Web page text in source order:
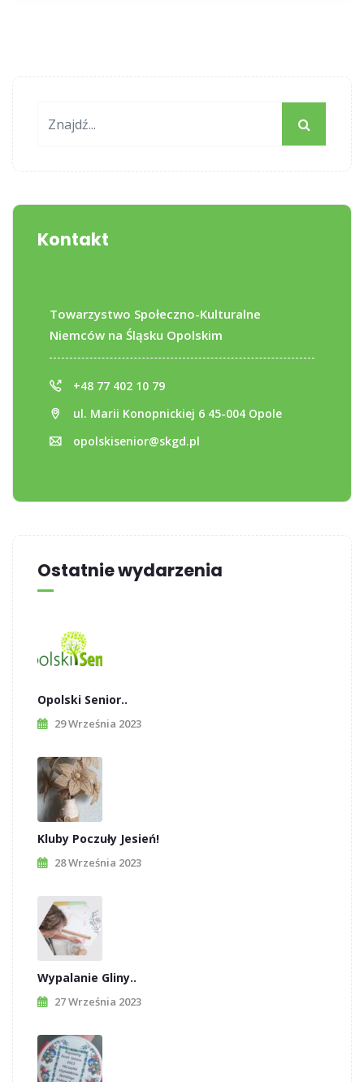
Kontakt
Towarzystwo Społeczno-Kulturalne
Niemców na Śląsku Opolskim
+48 77 402 10 79
ul. Marii Konopnickiej 6 45-004 Opole
opolskisenior@skgd.pl
Ostatnie wydarzenia
Opolski Senior..
29 Września 2023
Kluby Poczuły Jesień!
28 Września 2023
Wypalanie Gliny..
27 Września 2023